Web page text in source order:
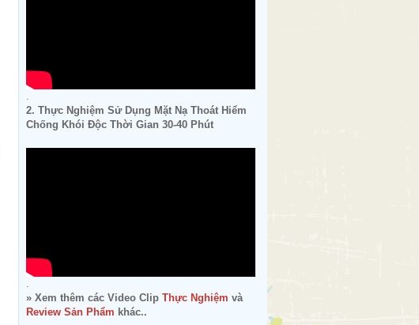
.
2. Thực Nghiệm Sử Dụng Mặt Nạ Thoát Hiểm
Chống Khói Độc Thời Gian 30-40 Phút
.
» Xem thêm các Video Clip Thực Nghiệm và
Review Sản Phẩm khác..